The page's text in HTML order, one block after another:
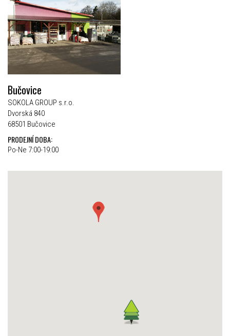
Bučovice
SOKOLA GROUP s.r.o.
Dvorská 840
68501 Bučovice
PRODEJNÍ DOBA:
Po-Ne 7:00-19:00